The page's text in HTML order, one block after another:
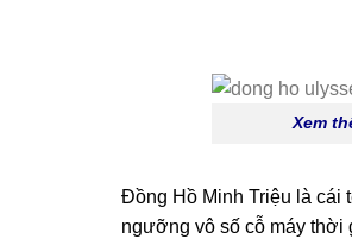
Xem
Đồng Hồ Minh Triệu là cái
ngưỡng vô số cỗ máy thời